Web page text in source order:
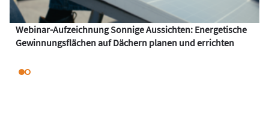
Webinar-Aufzeichnung Sonnige Aussichten: Energetische
Gewinnungsflächen auf Dächern planen und errichten